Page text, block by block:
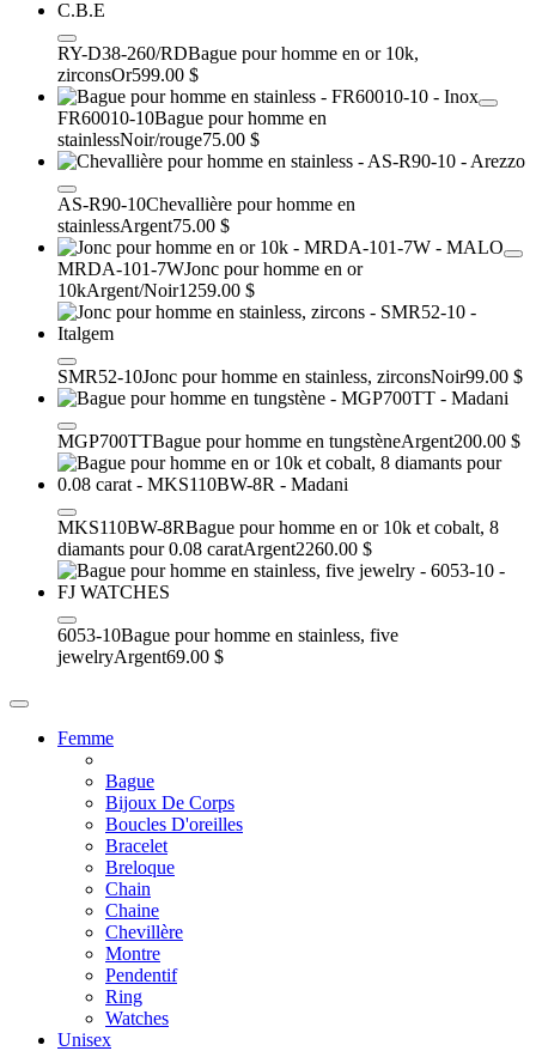
RY-D38-260/RDBague pour homme en or 10k,
zirconsOr599.00 $
FR60010-10Bague pour homme en
stainlessNoir/rouge75.00 $
AS-R90-10Chevallière pour homme en
stainlessArgent75.00 $
MRDA-101-7WJonc pour homme en or
10kArgent/Noir1259.00 $
SMR52-10Jonc pour homme en stainless, zirconsNoir99.00 $
MGP700TTBague pour homme en tungstèneArgent200.00 $
MKS110BW-8RBague pour homme en or 10k et cobalt, 8
diamants pour 0.08 caratArgent2260.00 $
6053-10Bague pour homme en stainless, five
jewelryArgent69.00 $
Femme
Bague
Bijoux De Corps
Boucles D'oreilles
Bracelet
Breloque
Chain
Chaine
Chevillère
Montre
Pendentif
Ring
Watches
Unisex